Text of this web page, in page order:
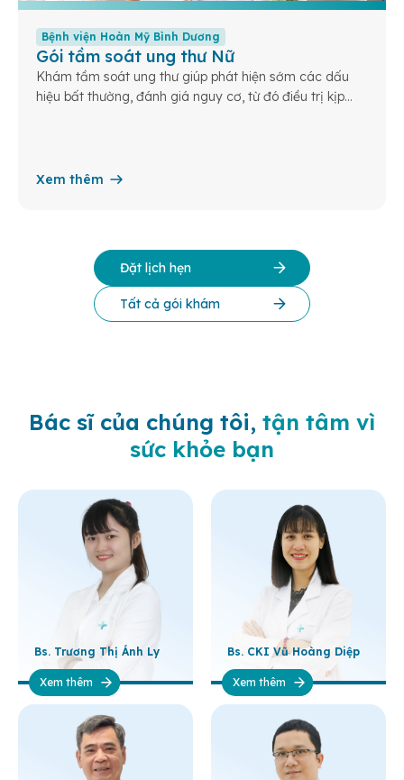
Bệnh viện Hoàn Mỹ Bình Dương
Gói tầm soát ung thư Nữ
Khám tầm soát ung thư giúp phát hiện sớm các dấu
hiệu bất thường, đánh giá nguy cơ, từ đó điều trị kịp
Xem thêm
Đặt lịch hẹn
Tất cả gói khám
Bác sĩ của chúng tôi, tận tâm vì
sức khỏe bạn
Bs. Trương Thị Ánh Ly
Xem thêm
Bs. CKI Vũ Hoàng Diệp
Xem thêm